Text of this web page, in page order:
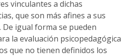
vinculantes a dichas
que son más afines a sus
De igual forma se pueden
la evaluación psicopedagógica
que no tienen definidos los